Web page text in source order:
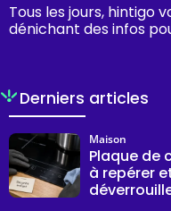
Tous les jours, hintigo
dénichant des infos
Derniers articles
Plaque de
à repérer
Maison